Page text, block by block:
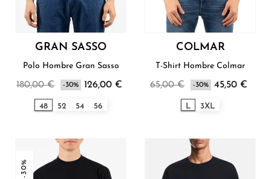
GRAN SASSO
Polo Hombre Gran Sasso
180,00 € -30% 126,00 €
48 52 54 56
COLMAR
T-Shirt Hombre Colmar
65,00 € -30% 45,50 €
L 3XL
-30%